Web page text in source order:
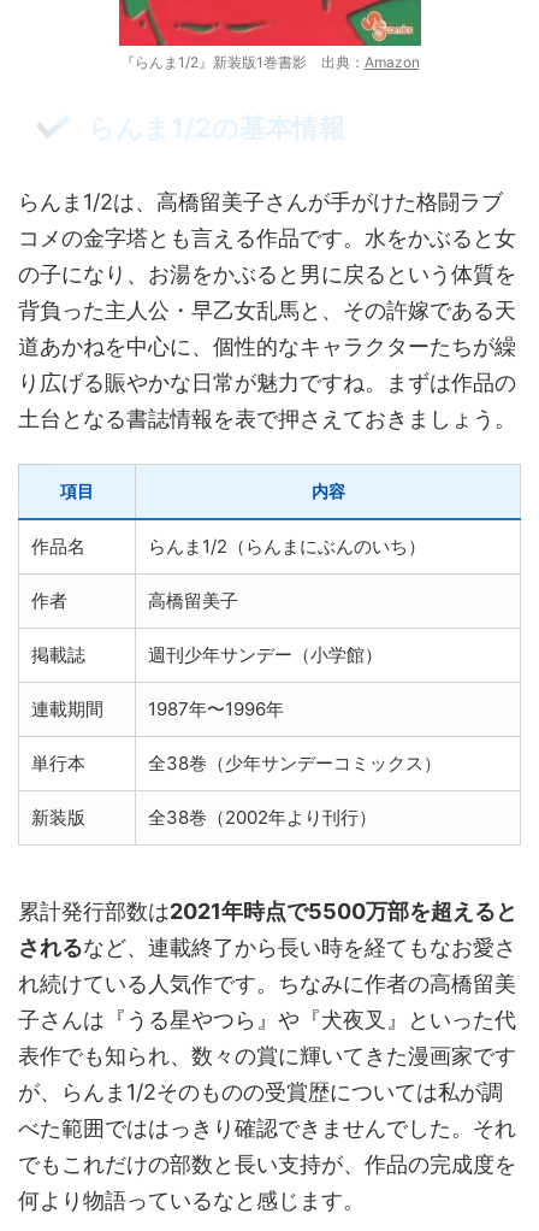
『らんま1/2』新装版1巻書影 出典： Amazon
らんま1/2の基本情報
らんま1/2は、高橋留美子さんが手がけた格闘ラブ
コメの金字塔とも言える作品です。水をかぶると女
の子になり、お湯をかぶると男に戻るという体質を
背負った主人公・早乙女乱馬と、その許嫁である天
道あかねを中心に、個性的なキャラクターたちが繰
り広げる賑やかな日常が魅力ですね。まずは作品の
土台となる書誌情報を表で押さえておきましょう。
項目 内容
作品名 らんま1/2（らんまにぶんのいち）
作者 高橋留美子
掲載誌 週刊少年サンデー（小学館）
連載期間 1987年〜1996年
単行本 全38巻（少年サンデーコミックス）
新装版 全38巻（2002年より刊行）
累計発行部数は2021年時点で5500万部を超えると
されるなど、連載終了から長い時を経てもなお愛さ
れ続けている人気作です。ちなみに作者の高橋留美
子さんは『うる星やつら』や『犬夜叉』といった代
表作でも知られ、数々の賞に輝いてきた漫画家です
が、らんま1/2そのものの受賞歴については私が調
べた範囲でははっきり確認できませんでした。それ
でもこれだけの部数と長い支持が、作品の完成度を
何より物語っているなと感じます。